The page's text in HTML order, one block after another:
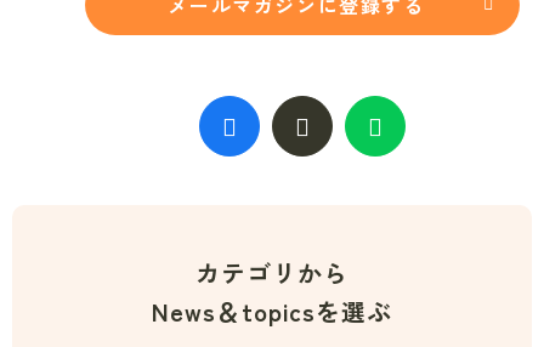
カテゴリから
News＆topicsを選ぶ